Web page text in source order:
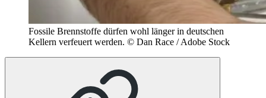
Fossile Brennstoffe dürfen wohl länger in deutschen
Kellern verfeuert werden. © Dan Race / Adobe Stock